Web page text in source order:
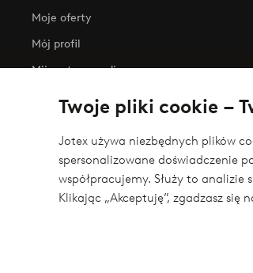
Twoje pliki cookie –
Jotex używa niezbędnych plików
spersonalizowane doświadczenie
współpracujemy. Służy to
Klikając „Akceptuję”, zgadzasz się
Moje oferty
Mój profil
Mijn retourzendingen
Bezpieczne płatności - zapłać
Chcesz dowiedzieć się więcej o naszych